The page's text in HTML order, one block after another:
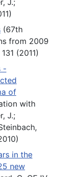
(67th
from 2009
(2011)
-
of
with
J.;
in the
new